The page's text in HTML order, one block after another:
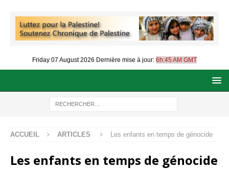
Friday 07 August 2026 Dernière mise à jour: 6h:45 AM GMT
ACCUEIL ARTICLES Les enfants en temps de génocide
Les enfants en temps de génocide